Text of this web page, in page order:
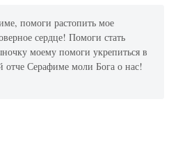
помоги растопить мое
сердце! Помоги стать
моему помоги укрепиться в
отче Серафиме моли Бога о нас!